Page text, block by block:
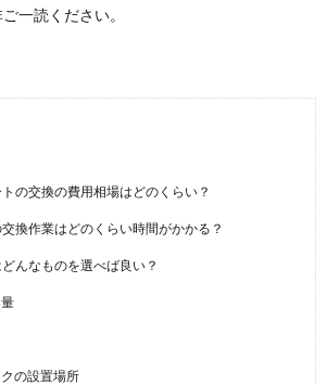
一読ください。
の交換の費用相場はどのくらい？
換作業はどのくらい時間がかかる？
んなものを選べば良い？
の設置場所